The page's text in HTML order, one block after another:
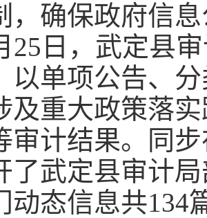
，确保政府信
25日，武定县
以单项公告、
及重大政策落
审计结果。同
了武定县审计
动态信息共134